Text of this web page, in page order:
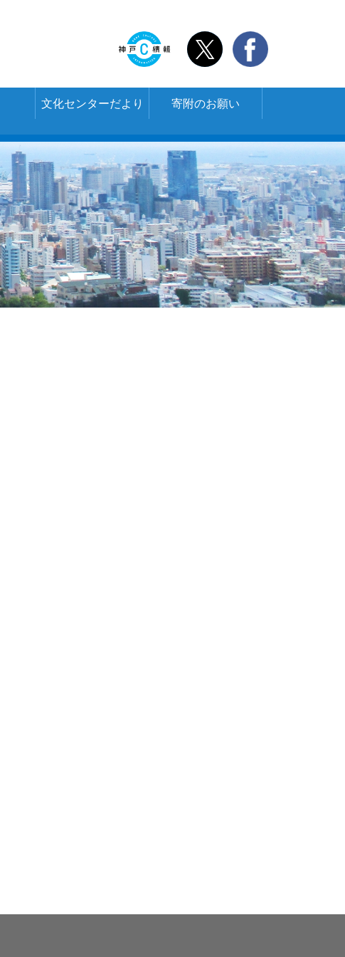
文化センターだより 寄附のお願い